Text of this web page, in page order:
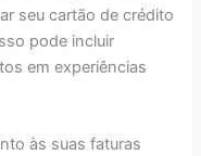
seu cartão de crédito
pode incluir
em experiências
às suas faturas